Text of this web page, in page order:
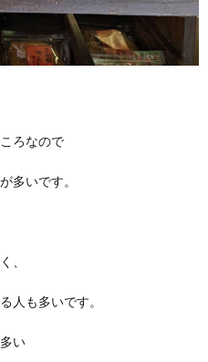
ろなので
多いです。
、
人も多いです。
い